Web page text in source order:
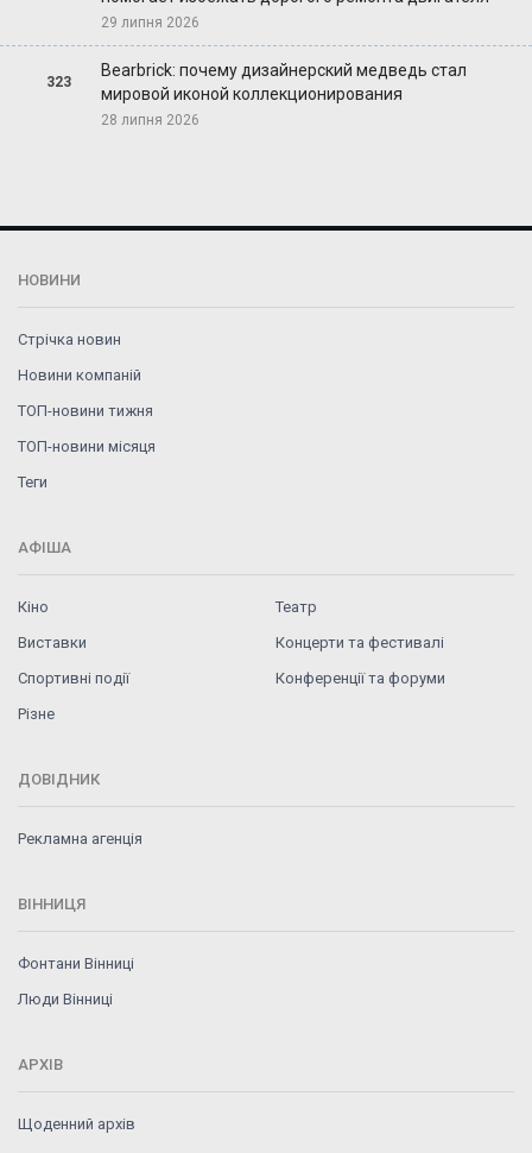
29 липня 2026
323
Bearbrick: почему дизайнерский медведь стал
мировой иконой коллекционирования
28 липня 2026
НОВИНИ
Стрічка новин
Новини компаній
ТОП-новини тижня
ТОП-новини місяця
Теги
АФІША
Кіно
Театр
Виставки
Концерти та фестивалі
Спортивні події
Конференції та форуми
Різне
ДОВІДНИК
Рекламна агенція
ВІННИЦЯ
Фонтани Вінниці
Люди Вінниці
АРХІВ
Щоденний архів